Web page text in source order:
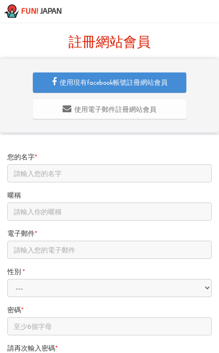
FUN! JAPAN
註冊網站會員
使用現有facebook帳號註冊網站會員
使用電子郵件註冊網站會員
您的名字*
暱稱
電子郵件*
性別 *
密碼*
請再次輸入密碼*